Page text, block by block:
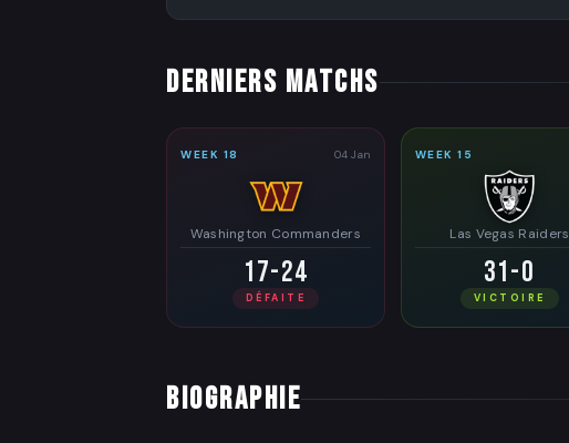
DERNIERS MATCHS
WEEK 18 04 Jan
Washington Commanders
17-24
DÉFAITE
WEEK 15
Las Vegas Raiders
31-0
VICTOIRE
BIOGRAPHIE